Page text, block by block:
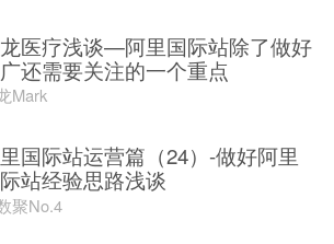
医疗浅谈—阿里国际站除了做好
还需要关注的一个重点
Mark
国际站运营篇（24）-做好阿里
站经验思路浅谈
聚No.4